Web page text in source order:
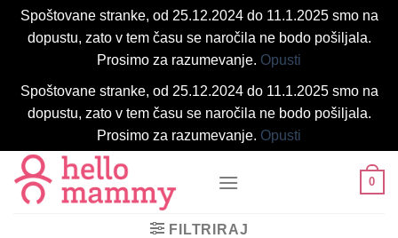
Spoštovane stranke, od 25.12.2024 do 11.1.2025 smo na
dopustu, zato v tem času se naročila ne bodo pošiljala.
Prosimo za razumevanje. Opusti
Spoštovane stranke, od 25.12.2024 do 11.1.2025 smo na
dopustu, zato v tem času se naročila ne bodo pošiljala.
Prosimo za razumevanje. Opusti
Skoči
na
vsebino
0
FILTRIRAJ